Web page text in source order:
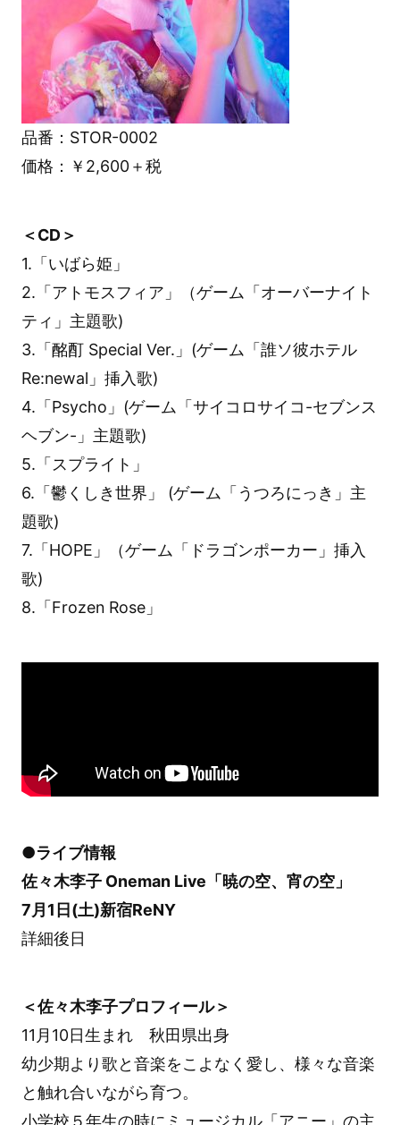
品番：STOR-0002
価格：￥2,600＋税
＜CD＞
1.「いばら姫」
2.「アトモスフィア」（ゲーム「オーバーナイト
ティ」主題歌)
3.「酩酊 Special Ver.」(ゲーム「誰ソ彼ホテル
Re:newal」挿入歌)
4.「Psycho」(ゲーム「サイコロサイコ-セブンス
ヘブン-」主題歌)
5.「スプライト」
6.「鬱くしき世界」 (ゲーム「うつろにっき」主
題歌)
7.「HOPE」（ゲーム「ドラゴンポーカー」挿入
歌)
8.「Frozen Rose」
●ライブ情報
佐々木李子 Oneman Live「暁の空、宵の空」
7月1日(土)新宿ReNY
詳細後日
＜佐々木李子プロフィール＞
11月10日生まれ 秋田県出身
幼少期より歌と音楽をこよなく愛し、様々な音楽
と触れ合いながら育つ。
小学校５年生の時にミュージカル「アニー」の主